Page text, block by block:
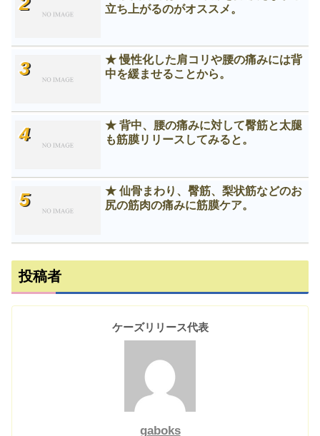
立ち上がるのがオススメ。
★ 慢性化した肩コリや腰の痛みには背
中を緩ませることから。
★ 背中、腰の痛みに対して臀筋と太腿
も筋膜リリースしてみると。
★ 仙骨まわり、臀筋、梨状筋などのお
尻の筋肉の痛みに筋膜ケア。
投稿者
ケーズリリース代表
gaboks